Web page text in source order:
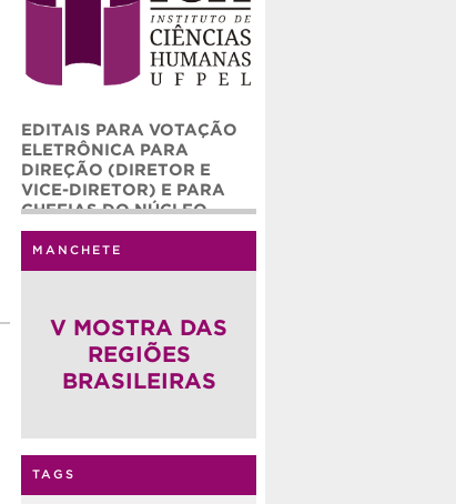
EDITAIS PARA VOTAÇÃO
ELETRÔNICA PARA
DIREÇÃO (DIRETOR E
VICE-DIRETOR) E PARA
CHEFIAS DO NÚCLEO
ADMINISTRATIVO (CHEFE
E CHEFE ADJUNTO) DO
INSTITUTO DE CIÊNCIAS
MANCHETE
V MOSTRA DAS
REGIÕES
BRASILEIRAS
TAGS